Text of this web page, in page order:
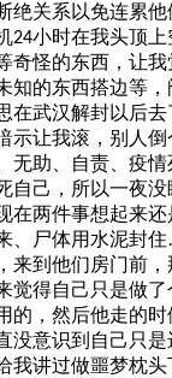
关系以免连累
24小时在我头顶
奇怪的东西 ，让
的东西搭边等
武汉解封以后
让我滚，别人
无助、自责、疫
己，所以一夜
两件事想起来
、尸体用水泥封住
到他们房门前
得自己只是做
，然后他走的
意识到自己只
讲过做噩梦枕